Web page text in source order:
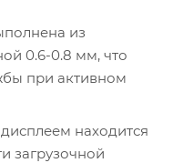
из
0.6-0.8 мм, что
при активном
находится
загрузочной